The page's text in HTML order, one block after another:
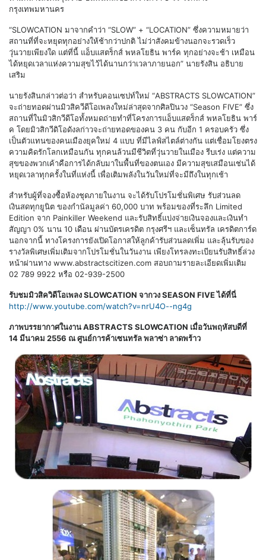
กรุงเทพมหานคร
“SLOWCATION มาจากคำว่า “SLOW” + “LOCATION” ซึ่งความหมายว่า
สถานที่ที่จะหยุดทุกอย่างให้ช้ากว่าปกติ ไม่ว่าสังคมข้างนอกจะรวดเร็ว
วุ่นวายเพียงใด แต่ที่นี้ แอ็บแสตร็กส์ พหลโยธิน พาร์ค ทุกอย่างจะช้า เหมือน
ได้หยุดเวลาแห่งความสุขไว้ได้นานกว่าเวลาภายนอก” นายรังสิน อธิบาย
เสริม
นายรังสินกล่าวต่อว่า สำหรับคอนเซปท์ใหม่ “ABSTRACTS SLOWCATION”
จะถ่ายทอดผ่านมิวสิควีดีโอเพลงใหม่ล่าสุดจากศิลปินวง “Season FIVE” ซึ่ง
สถานที่ในมิวสิกวีดีโอทั้งหมดถ่ายทำที่โครงการแอ็บแสตร็กส์ พหลโยธิน พาร์
ค โดยมิวสิกวีดิโอดังลก่าวจะถ่ายทอดของคน 3 คน กับอีก 1 ครอบครัว ซึ่ง
เป็นตัวแทนของคนเมืองยุคใหม่ 4 แบบ ที่มีไลฟ์สไตล์ต่างกัน แต่เชื่อมโยงตรง
ความคิดรักโลกเหมือนกัน ทุกคนล้วนมีชีวิตที่วุ่นวายในเมือง รีบเร่ง แต่ความ
สุขของพวกเค้าคือการได้กลับมาในพื้นที่ของตนเอง มีความสุขเสมือนเช่นได้
หยุดเวลาทุกครั้งในที่แห่งนี้ เพื่อเติมพลังในวันใหม่ที่จะมีถึงในทุกเช้า
สำหรับผู้ที่จองซื้อห้องชุดภายในงาน จะได้รับโปรโมชั่นพิเศษ รับส่วนลด
เงินสดทุกยูนิต ของกำนัลมูลค่า 60,000 บาท พร้อมของที่ระลึก Limited
Edition จาก Painkiller Weekend และรับสิทธิ์แบ่งจ่ายเงินจองและเงินทำ
สัญญา 0% นาน 10 เดือน ผ่านบัตรเครดิต กรุงศรีฯ และเซ็นทรัล เครดิตการ์ด
นอกจากนี้ ทางโครงการยังเปิดโอกาสให้ลูกค้ารับส่วนลดเพิ่ม และลุ้นรับของ
รางวัลพิเศษเพิ่มเติมจากโปรโมชั่นในวันงาน เพียงโทรลงทะเบียนรับสิทธิ์ล่วง
หน้าผ่านทาง www.abstractscitizen.com สอบถามรายละเอียดเพิ่มเติม
02 789 9922 หรือ 02-939-2500
รับชมมิวสิควิดีโอเพลง SLOWCATION จากวง SEASON FIVE ได้ที่นี่
http://www.youtube.com/watch?v=nrU4O--ng4g
ภาพบรรยากาศในงาน ABSTRACTS SLOWCATION เมื่อวันพฤหัสบดีที่
14 มีนาคม 2556 ณ ศูนย์การค้าเซนทรัล พลาซ่า ลาดพร้าว